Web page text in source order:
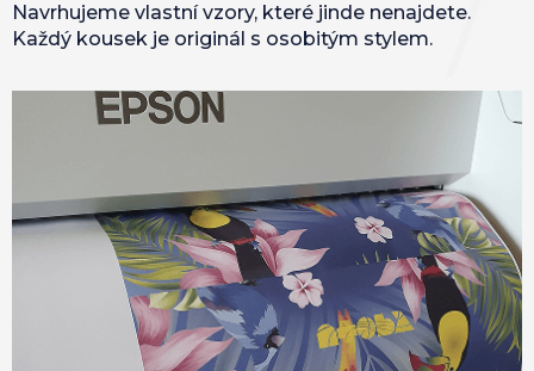
Navrhujeme vlastní vzory, které jinde nenajdete.
Každý kousek je originál s osobitým stylem.